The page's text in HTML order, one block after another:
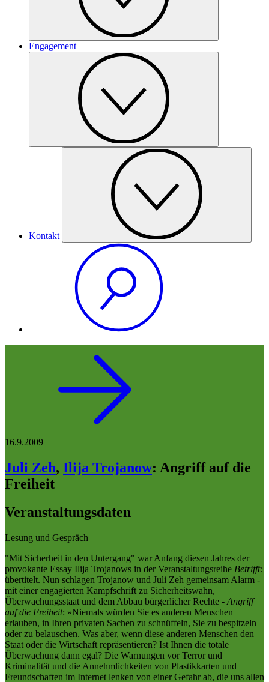
Engagement
Kontakt
16.9.2009
Juli Zeh, Ilija Trojanow: Angriff auf die
Freiheit
Veranstaltungsdaten
Lesung und Gespräch
"Mit Sicherheit in den Untergang" war Anfang diesen Jahres der
provokante Essay Ilija Trojanows in der Veranstaltungsreihe Betrifft:
übertitelt. Nun schlagen Trojanow und Juli Zeh gemeinsam Alarm -
mit einer engagierten Kampfschrift zu Sicherheitswahn,
Überwachungsstaat und dem Abbau bürgerlicher Rechte - Angriff
auf die Freiheit: »Niemals würden Sie es anderen Menschen
erlauben, in Ihren privaten Sachen zu schnüffeln, Sie zu bespitzeln
oder zu belauschen. Was aber, wenn diese anderen Menschen den
Staat oder die Wirtschaft repräsentieren? Ist Ihnen die totale
Überwachung dann egal? Die Warnungen vor Terror und
Kriminalität und die Annehmlichkeiten von Plastikkarten und
Freundschaften im Internet lenken von einer Gefahr ab, die uns allen